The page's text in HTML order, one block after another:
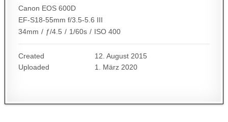
Canon EOS 600D
EF-S18-55mm f/3.5-5.6 III
34mm / ƒ/4.5 / 1/60s / ISO 400
Created
12. August 2015
Uploaded
1. März 2020